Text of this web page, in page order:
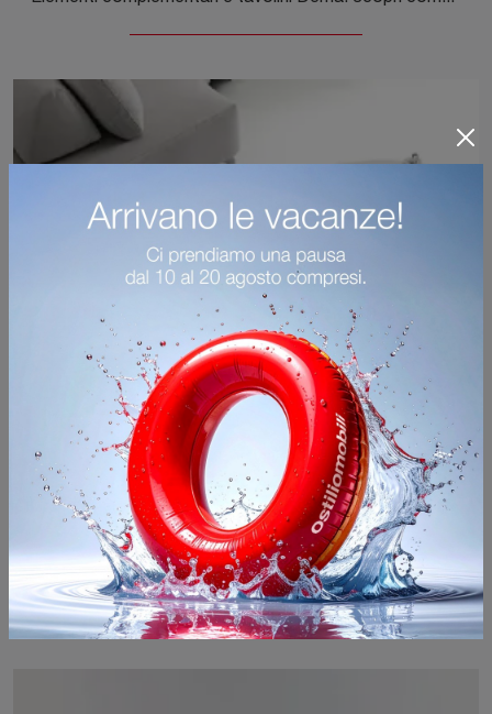
Pouf Simple
Desideri completare i tuoi locali con i Complementi Dema? Ti presentiamo vari modelli di pouf in tessuto come Pouf Simple.